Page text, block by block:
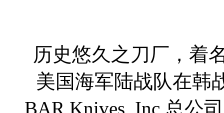
历史悠久之刀厂，着
美国海军陆战队在韩
BAR Knives, Inc 总公